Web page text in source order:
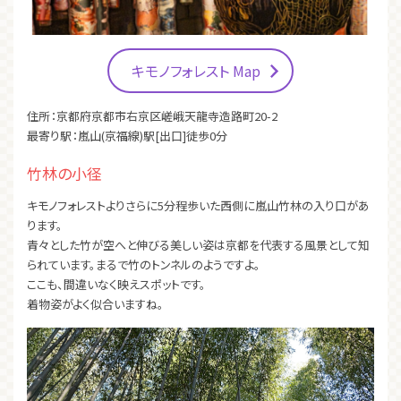
キモノフォレスト Map
住所：京都府京都市右京区嵯峨天龍寺造路町20-2
最寄り駅：嵐山(京福線)駅[出口]徒歩0分
竹林の小径
キモノフォレストよりさらに5分程歩いた西側に嵐山竹林の入り口があ
ります。
青々とした竹が空へと伸びる美しい姿は京都を代表する風景として知
られています。まるで竹のトンネルのようですよ。
ここも、間違いなく映えスポットです。
着物姿がよく似合いますね。